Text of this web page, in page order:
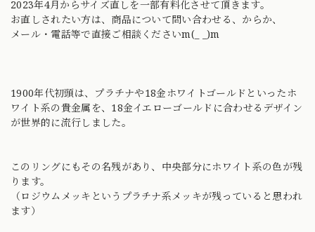
2023年4月からサイズ直しを一部有料化させて頂きます。
お直しされたい方は、商品について問い合わせる、からか、
メール・電話等で直接ご相談くださいm(_ _)m
1900年代初頭は、プラチナや18金ホワイトゴールドといったホ
ワイト系の貴金属を、18金イエローゴールドに合わせるデザイン
が世界的に流行しました。
このリングにもその名残があり、中央部分にホワイト系の色が残
ります。
（ロジウムメッキというプラチナ系メッキが残っていると思われ
ます）